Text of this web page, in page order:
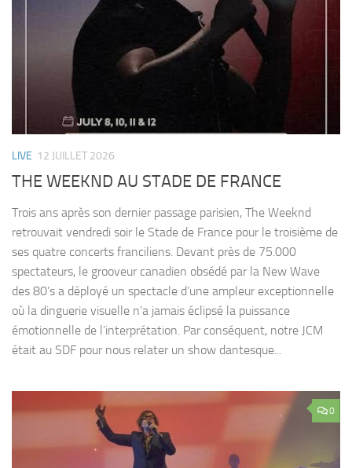
LIVE 12 JUILLET 2026
THE WEEKND AU STADE DE FRANCE
Trois ans après son dernier passage parisien, The Weeknd
retrouvait vendredi soir le Stade de France pour le troisième de
ses quatre concerts franciliens. Devant près de 75.000
spectateurs, le grooveur canadien obsédé par la New Wave
des 80’s a déployé un spectacle d’une ampleur exceptionnelle
où la dinguerie visuelle n’a jamais éclipsé la puissance
émotionnelle de l’interprétation. Par conséquent, notre JCM
était au SDF pour nous relater un show dantesque...
0